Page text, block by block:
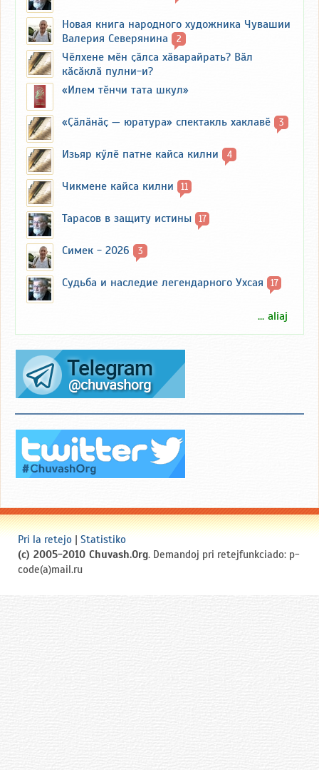
Новая книга народного художника Чувашии
Валерия Северянина
2
Чӗлхене мӗн ҫӑлса хӑварайрать? Вӑл
кӑсӑклӑ пулни-и?
«Илем тӗнчи тата шкул»
«Ҫӑлӑнӑҫ — юратура» спектакль хаклавӗ 3
Изьяр кӳлӗ патне кайса килни 4
Чикмене кайса килни 11
Тарасов в защиту истины 17
Симек - 2026 3
Судьба и наследие легендарного Ухсая 17
... aliaj
Pri la retejo | Statistiko
(c) 2005-2010 Chuvash.Org. Demandoj pri retejfunkciado: p-
code(a)mail.ru